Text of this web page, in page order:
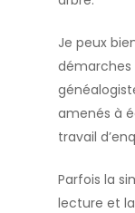
Je peux
démarches
amenés à
travail
Parfois la
lecture et